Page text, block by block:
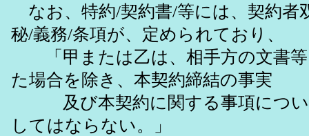
なお、特約/契約書/等には、契約者
秘/義務/条項が、定められており、
「甲または乙は、相手方の文書等
た場合を除き、本契約締結の事実
及び本契約に関する事項につい
してはならない。」